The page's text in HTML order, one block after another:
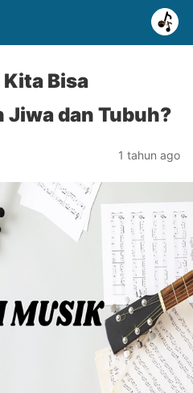
Bisa
dan Tubuh?
1 tahun ago